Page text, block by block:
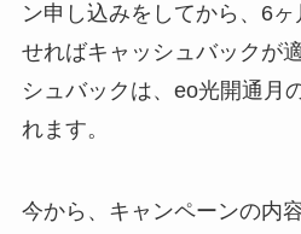
ン申し込みをしてから、6
せればキャッシュバックが
シュバックは、eo光開通月
れます。
今から、キャンペーンの内